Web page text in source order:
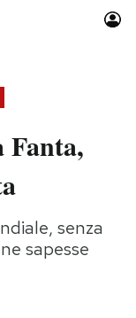
Fanta,
senza
sapesse